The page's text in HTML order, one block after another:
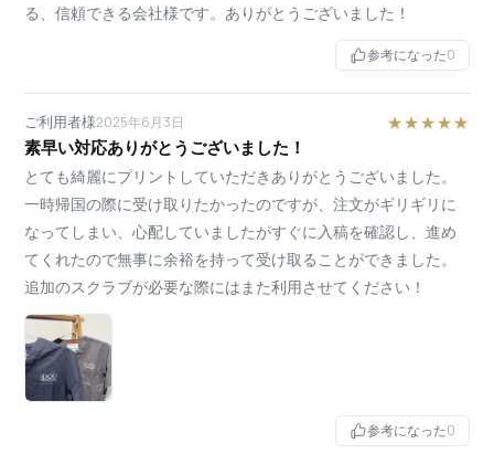
る、信頼できる会社様です。ありがとうございました！
参考になった0
ご利用者様2025年6月3日 ★★★★★
素早い対応ありがとうございました！
とても綺麗にプリントしていただきありがとうございました。
一時帰国の際に受け取りたかったのですが、注文がギリギリに
なってしまい、心配していましたがすぐに入稿を確認し、進め
てくれたので無事に余裕を持って受け取ることができました。
追加のスクラブが必要な際にはまた利用させてください！
参考になった0